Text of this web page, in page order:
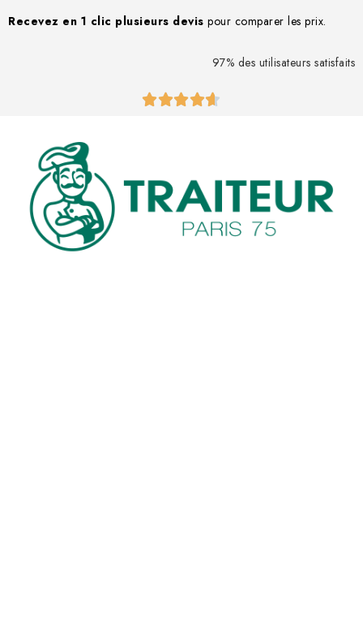
Recevez en 1 clic plusieurs devis pour comparer les prix.
97% des utilisateurs satisfaits
